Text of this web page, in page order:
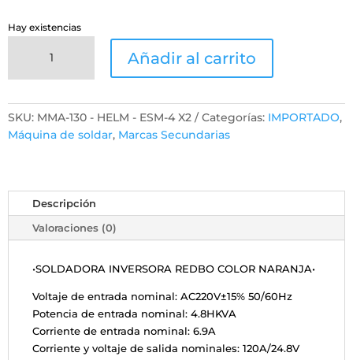
Hay existencias
INVERSORA
REDBO
CARETA
FOTOSENSIBLE
cantidad
Añadir al carrito
SKU: MMA-130 - HELM - ESM-4 X2 Categorías: IMPORTADO,
Máquina de soldar, Marcas Secundarias
Descripción
Valoraciones (0)
•SOLDADORA INVERSORA REDBO COLOR NARANJA•
Voltaje de entrada nominal: AC220V±15% 50/60Hz
Potencia de entrada nominal: 4.8HKVA
Corriente de entrada nominal: 6.9A
Corriente y voltaje de salida nominales: 120A/24.8V